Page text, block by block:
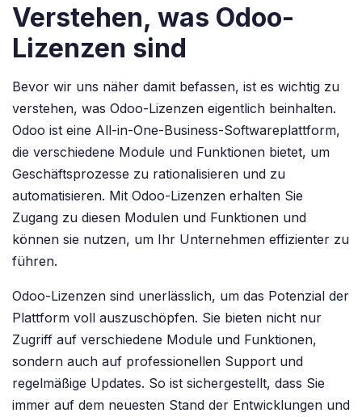
Verstehen, was Odoo-
Lizenzen sind
Bevor wir uns näher damit befassen, ist es wichtig zu
verstehen, was Odoo-Lizenzen eigentlich beinhalten.
Odoo ist eine All-in-One-Business-Softwareplattform,
die verschiedene Module und Funktionen bietet, um
Geschäftsprozesse zu rationalisieren und zu
automatisieren. Mit Odoo-Lizenzen erhalten Sie
Zugang zu diesen Modulen und Funktionen und
können sie nutzen, um Ihr Unternehmen effizienter zu
führen.
Odoo-Lizenzen sind unerlässlich, um das Potenzial der
Plattform voll auszuschöpfen. Sie bieten nicht nur
Zugriff auf verschiedene Module und Funktionen,
sondern auch auf professionellen Support und
regelmäßige Updates. So ist sichergestellt, dass Sie
immer auf dem neuesten Stand der Entwicklungen und